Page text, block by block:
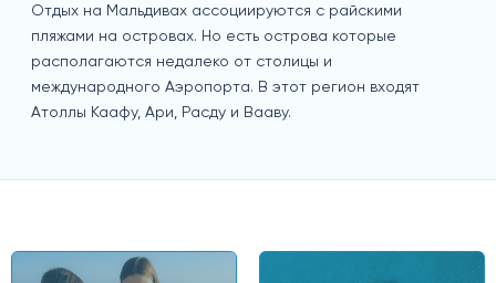
Отдых на Мальдивах ассоциируются с райскими
пляжами на островах. Но есть острова которые
располагаются недалеко от столицы и
международного Аэропорта. В этот регион входят
Атоллы Каафу, Ари, Расду и Вааву.